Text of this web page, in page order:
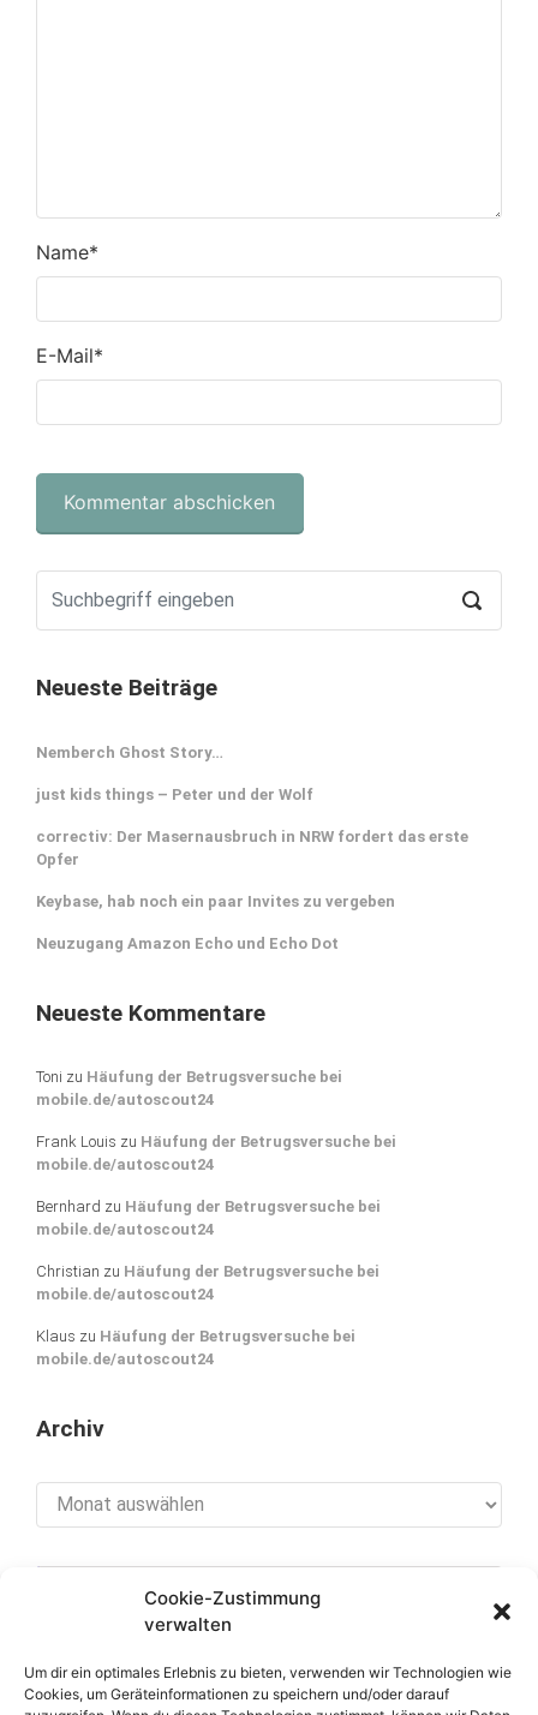
Cookie-Zustimmung
verwalten
Um dir ein optimales Erlebnis zu bieten, verwenden wir Technologien wie
Cookies, um Geräteinformationen zu speichern und/oder darauf
Name*
E-Mail*
Neueste Beiträge
Nemberch Ghost Story…
just kids things – Peter und der Wolf
correctiv: Der Masernausbruch in NRW fordert das erste
Opfer
Keybase, hab noch ein paar Invites zu vergeben
Neuzugang Amazon Echo und Echo Dot
Neueste Kommentare
Toni zu Häufung der Betrugsversuche bei
mobile.de/autoscout24
Frank Louis zu Häufung der Betrugsversuche bei
mobile.de/autoscout24
Bernhard zu Häufung der Betrugsversuche bei
mobile.de/autoscout24
Christian zu Häufung der Betrugsversuche bei
mobile.de/autoscout24
Klaus zu Häufung der Betrugsversuche bei
mobile.de/autoscout24
Archiv
[cookies_revoke]